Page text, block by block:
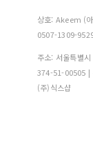
상호: Akeem (
0507-1309-
주소: 서울특별
374-51-00505 |
(주)식스샵